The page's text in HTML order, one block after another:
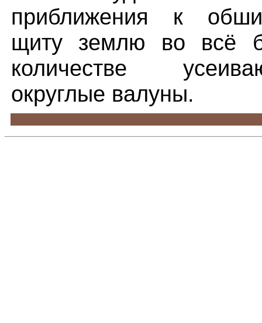
приближения к
щиту землю во всё
количестве
округлые валуны.